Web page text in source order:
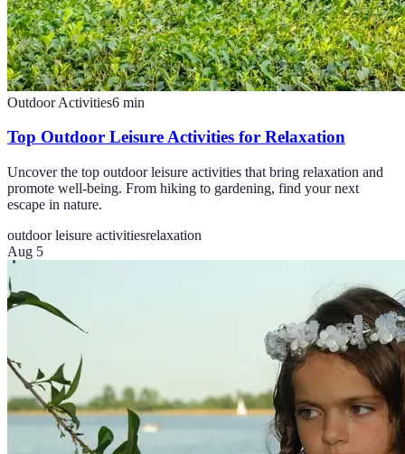
Outdoor Activities6 min
Top Outdoor Leisure Activities for Relaxation
Uncover the top outdoor leisure activities that bring relaxation and
promote well-being. From hiking to gardening, find your next
escape in nature.
outdoor leisure activitiesrelaxation
Aug 5